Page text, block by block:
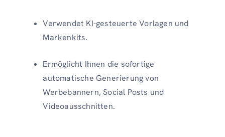
Verwendet KI-gesteuerte Vorlagen und
Markenkits.
Ermöglicht Ihnen die sofortige
automatische Generierung von
Werbebannern, Social Posts und
Videoausschnitten.